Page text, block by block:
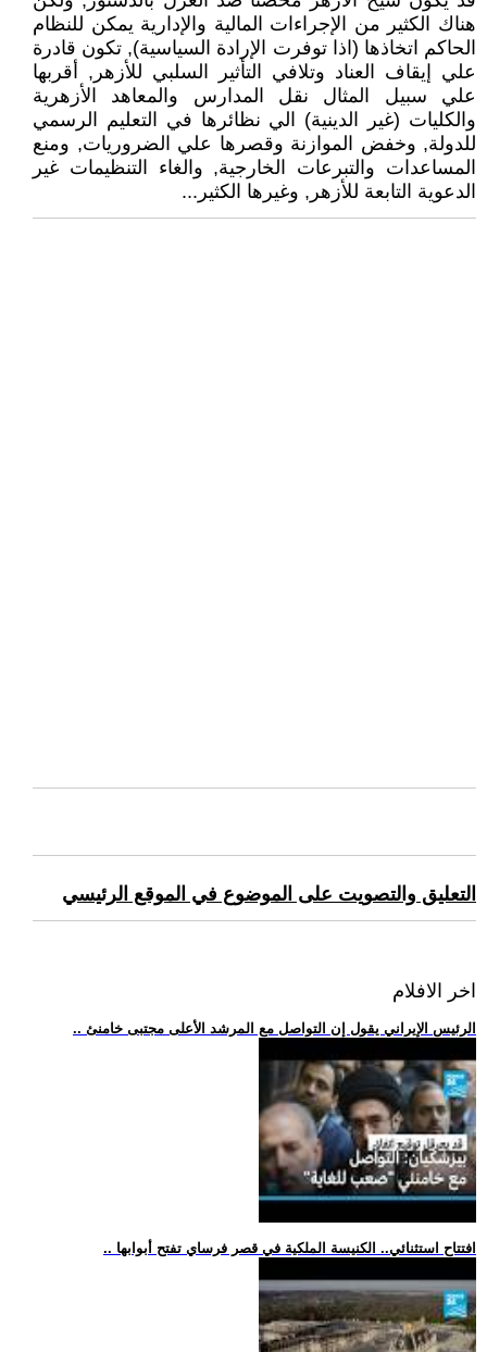
هناك الكثير من الإجراءات المالية والإدارية يمكن للنظام
الحاكم اتخاذها (اذا توفرت الإرادة السياسية), تكون قادرة
علي إيقاف العناد وتلافي التأثير السلبي للأزهر, أقربها
علي سبيل المثال نقل المدارس والمعاهد الأزهرية
والكليات (غير الدينية) الي نظائرها في التعليم الرسمي
للدولة, وخفض الموازنة وقصرها علي الضروريات, ومنع
المساعدات والتبرعات الخارجية, والغاء التنظيمات غير
الدعوية التابعة للأزهر, وغيرها الكثير...
التعليق والتصويت على الموضوع في الموقع الرئيسي
اخر الافلام
.. الرئيس الإيراني يقول إن التواصل مع المرشد الأعلى مجتبى خامنئ
.. افتتاح استثنائي.. الكنيسة الملكية في قصر فرساي تفتح أبوابها